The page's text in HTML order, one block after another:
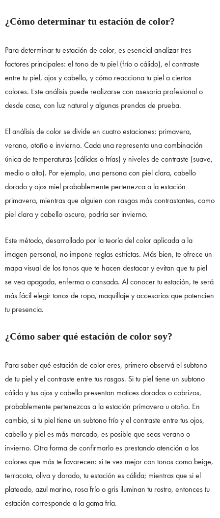
¿Cómo determinar tu estación de color?
Para determinar tu estación de color, es esencial analizar tres
factores principales: el tono de tu piel (frío o cálido), el contraste
entre tu piel, ojos y cabello, y cómo reacciona tu piel a ciertos
colores. Este análisis puede realizarse con asesoría profesional o
desde casa, con luz natural y algunas prendas de prueba.
El análisis de color se divide en cuatro estaciones: primavera,
verano, otoño e invierno. Cada una representa una combinación
única de temperaturas (cálidas o frías) y niveles de contraste (suave,
medio o alto). Por ejemplo, una persona con piel clara, cabello
dorado y ojos miel probablemente pertenezca a la estación
primavera, mientras que alguien con rasgos más contrastantes, como
piel clara y cabello oscuro, podría ser invierno.
Este método, desarrollado por la teoría del color aplicada a la
imagen personal, no impone reglas estrictas. Más bien, te ofrece un
mapa visual de los tonos que te hacen destacar y evitan que tu piel
se vea apagada, enferma o cansada. Al conocer tu estación, te será
más fácil elegir tonos de ropa, maquillaje y accesorios que potencien
tu presencia.
¿Cómo saber qué estación de color soy?
Para saber qué estación de color eres, primero observá el subtono
de tu piel y el contraste entre tus rasgos. Si tu piel tiene un subtono
cálido y tus ojos y cabello presentan matices dorados o cobrizos,
probablemente pertenezcas a la estación primavera u otoño. En
cambio, si tu piel tiene un subtono frío y el contraste entre tus ojos,
cabello y piel es más marcado, es posible que seas verano o
invierno. Otra forma de confirmarlo es prestando atención a los
colores que más te favorecen: si te ves mejor con tonos como beige,
terracota, oliva y dorado, tu estación es cálida; mientras que si el
plateado, azul marino, rosa frío o gris iluminan tu rostro, entonces tu
estación corresponde a la gama fría.